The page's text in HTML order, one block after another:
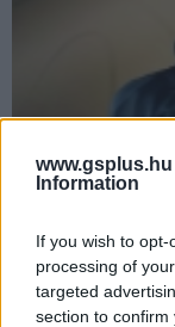
www.gsplus.hu
Information
If you wish to
processing of
targeted
section to
Megvan a
nyugodtan
| 2026.06.12 17:05